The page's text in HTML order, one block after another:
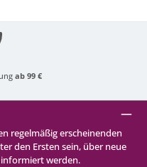
ab 99 €
regelmäßig erscheinenden
den Ersten sein, über neue
werden.